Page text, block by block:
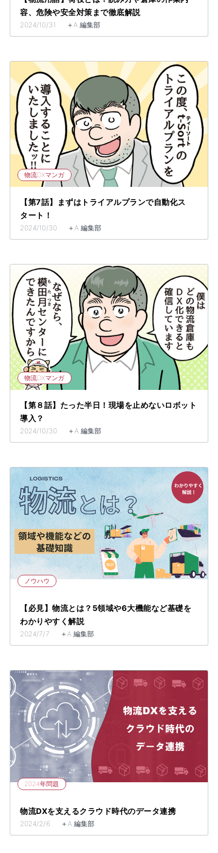
容、危険や安全対策まで徹底解説
2024/10/31 ＋A 編集部
物流DXマンガ
【第7話】まずはトライアルプランで自動化ス
タート！
2024/10/30 ＋A 編集部
物流DXマンガ
【第８話】たった半日！現場を止めないロボット
導入？
2024/10/30 ＋A 編集部
ノウハウ
【必見】物流とは？5領域や6大機能など基礎を
わかりやすく解説
2024/7/7 ＋A 編集部
2024年問題
物流DXを支えるクラウド時代のデータ連携
2024/2/6 ＋A 編集部